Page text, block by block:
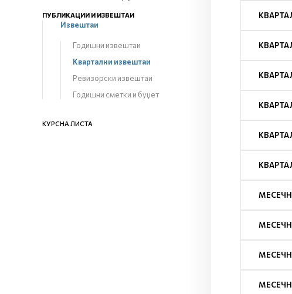
ПУБЛИКАЦИИ И ИЗВЕШТАИ
Извештаи
Годишни извештаи
Квартални извештаи
Ревизорски извештаи
Годишни сметки и буџет
КУРСНА ЛИСТА